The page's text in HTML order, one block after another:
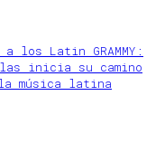
los Latin GRAMMY:
inicia su camino
música latina